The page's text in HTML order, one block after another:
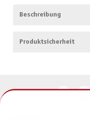
Beschreibung
Produktsicherheit